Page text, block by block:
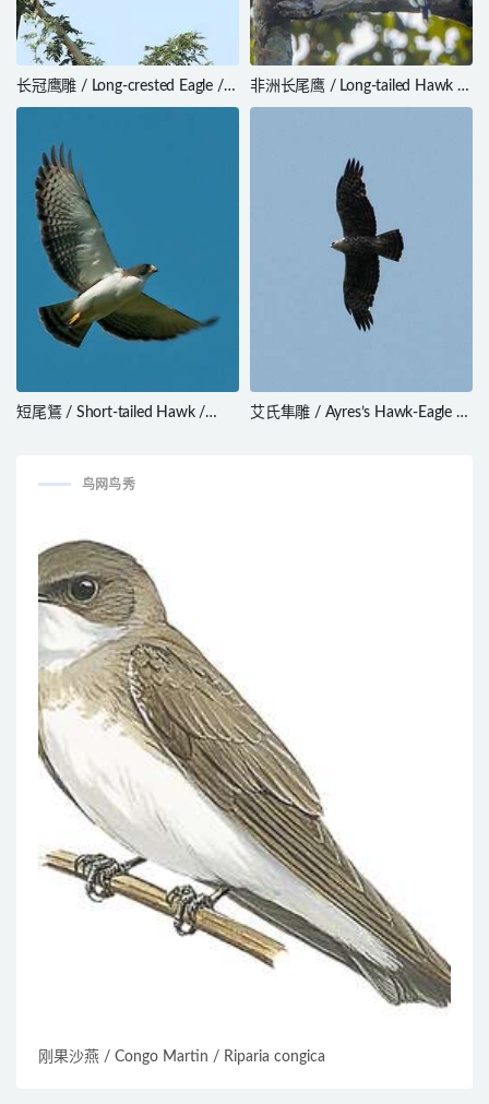
长冠鹰雕 / Long-crested Eagle /
Lophaetus occipitalis
非洲长尾鹰 / Long-tailed Hawk /
Urotriorchis macrourus
短尾鵟 / Short-tailed Hawk /
艾氏隼雕 / Ayres’s Hawk-Eagle /
鸟网鸟秀
刚果沙燕 / Congo Martin / Riparia congica